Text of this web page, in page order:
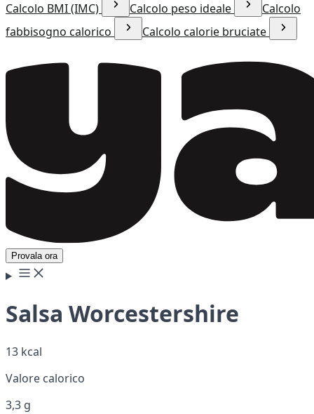
Calcolo BMI (IMC) Calcolo peso ideale
Calcolo
fabbisogno calorico
Calcolo calorie bruciate
Provala ora
Salsa Worcestershire
13 kcal
Valore calorico
3,3 g